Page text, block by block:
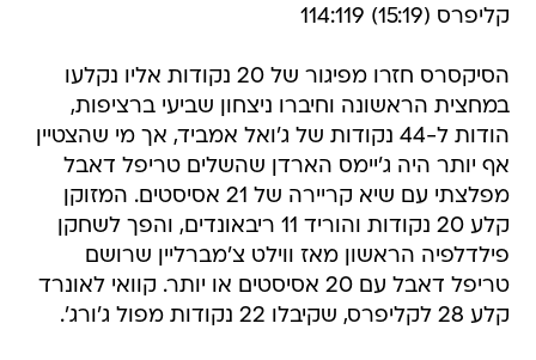
קליפרס (15:19) 114:119
הסיקסרס חזרו מפיגור של 20 נקודות אליו נקלעו
במחצית הראשונה וחיברו ניצחון שביעי ברציפות,
הודות ל-44 נקודות של ג'ואל אמביד, אך מי שהצטיין
אף יותר היה ג'יימס הארדן שהשלים טריפל דאבל
מפלצתי עם שיא קריירה של 21 אסיסטים. המזוקן
קלע 20 נקודות והוריד 11 ריבאונדים, והפך לשחקן
פילדלפיה הראשון מאז ווילט צ'מברליין שרושם
טריפל דאבל עם 20 אסיסטים או יותר. קוואי לאונרד
קלע 28 לקליפרס, שקיבלו 22 נקודות מפול ג'ורג'.